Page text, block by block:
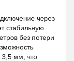
через
стабильную
без потери
3,5 мм, что